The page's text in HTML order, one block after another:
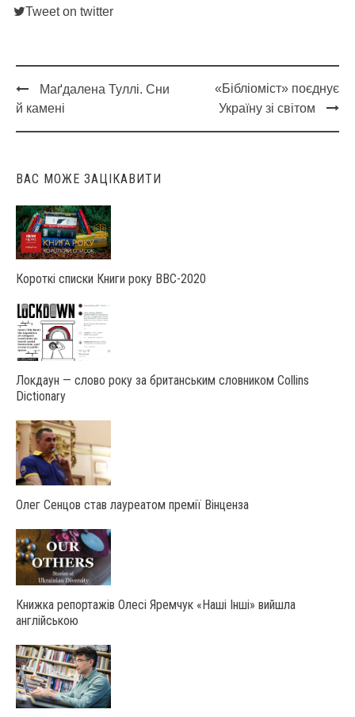
Tweet on twitter
Post
navigation
Маґдалена Туллі. Сни
й камені
«Бібліоміст» поєднує
Україну зі світом
ВАС МОЖЕ ЗАЦІКАВИТИ
Короткі списки Книги року ВВС-2020
Локдаун — слово року за британським словником Collins
Dictionary
Олег Сенцов став лауреатом премії Вінценза
Книжка репортажів Олесі Яремчук «Наші Інші» вийшла
англійською